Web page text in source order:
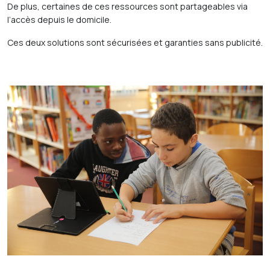
De plus, certaines de ces ressources sont partageables via
l’accès depuis le domicile.
Ces deux solutions sont sécurisées et garanties sans publicité.